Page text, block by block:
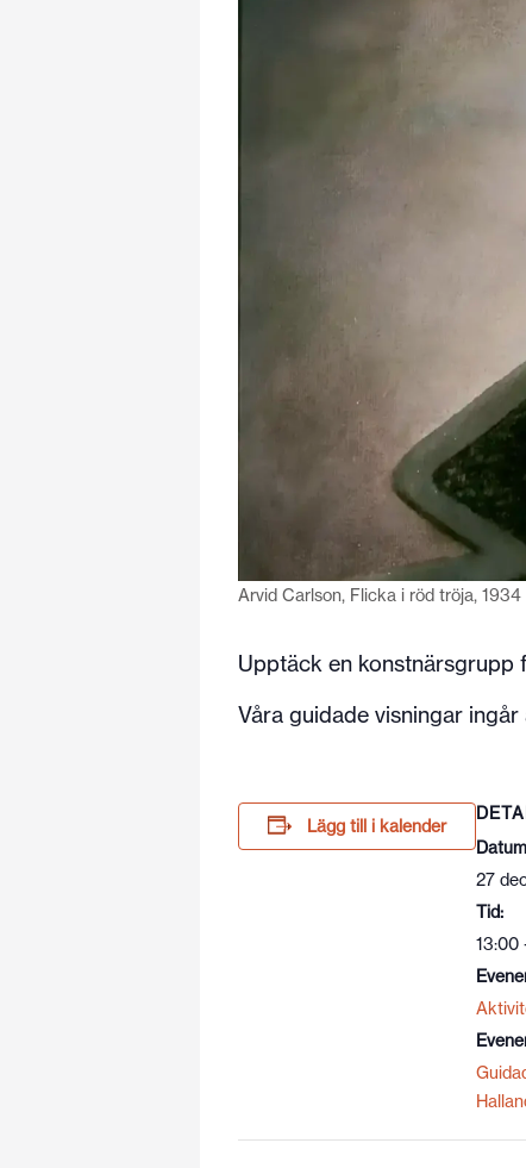
Arvid Carlson, Flicka i röd tröja,
Upptäck en konstnärsgrupp
Våra guidade visningar
Lägg till i kalender
27
Tid:
13:00